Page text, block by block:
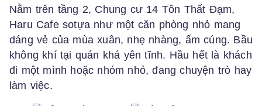
Nằm trên tầng 2, Chung cư 14 Tôn Thất Đạm,
Haru Cafe sotựa như một căn phòng nhỏ mang
dáng vẻ của mùa xuân, nhẹ nhàng, ấm cúng. Bầu
không khí tại quán khá yên tĩnh. Hầu hết là khách
đi một mình hoặc nhóm nhỏ, đang chuyện trò hay
làm việc.